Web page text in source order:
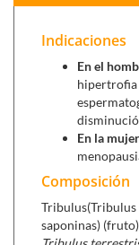
para
hombres
resultado
cardiopatía
Se puede
Erectramina
hombres como
Briosex (30
Indicaciones
En el
hipertrofia
En la
Composición
Tribulus(Tribulus
saponinas)